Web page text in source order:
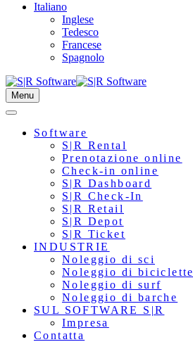
Italiano
Inglese
Tedesco
Francese
Spagnolo
Menu
Software
S|R Rental
Prenotazione online
Check-in online
S|R Dashboard
S|R Check-In
S|R Retail
S|R Depot
S|R Ticket
INDUSTRIE
Noleggio di sci
Noleggio di biciclette
Noleggio di surf
Noleggio di barche
SUL SOFTWARE S|R
Impresa
Contatta